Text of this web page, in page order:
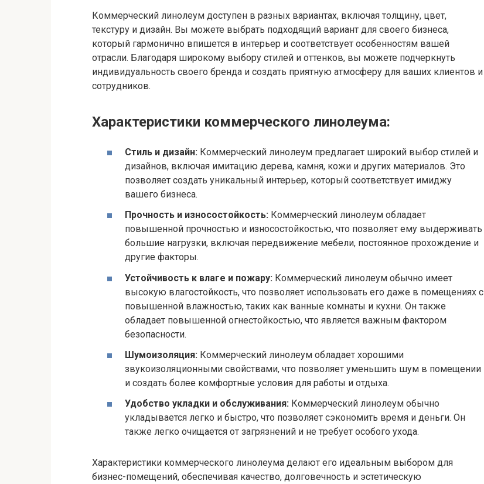
Коммерческий линолеум доступен в разных вариантах, включая толщину, цвет,
текстуру и дизайн. Вы можете выбрать подходящий вариант для своего бизнеса,
который гармонично впишется в интерьер и соответствует особенностям вашей
отрасли. Благодаря широкому выбору стилей и оттенков, вы можете подчеркнуть
индивидуальность своего бренда и создать приятную атмосферу для ваших клиентов и
сотрудников.
Характеристики коммерческого линолеума:
Стиль и дизайн: Коммерческий линолеум предлагает широкий выбор стилей и
дизайнов, включая имитацию дерева, камня, кожи и других материалов. Это
позволяет создать уникальный интерьер, который соответствует имиджу
вашего бизнеса.
Прочность и износостойкость: Коммерческий линолеум обладает
повышенной прочностью и износостойкостью, что позволяет ему выдерживать
большие нагрузки, включая передвижение мебели, постоянное прохождение и
другие факторы.
Устойчивость к влаге и пожару: Коммерческий линолеум обычно имеет
высокую влагостойкость, что позволяет использовать его даже в помещениях с
повышенной влажностью, таких как ванные комнаты и кухни. Он также
обладает повышенной огнестойкостью, что является важным фактором
безопасности.
Шумоизоляция: Коммерческий линолеум обладает хорошими
звукоизоляционными свойствами, что позволяет уменьшить шум в помещении
и создать более комфортные условия для работы и отдыха.
Удобство укладки и обслуживания: Коммерческий линолеум обычно
укладывается легко и быстро, что позволяет сэкономить время и деньги. Он
также легко очищается от загрязнений и не требует особого ухода.
Характеристики коммерческого линолеума делают его идеальным выбором для
бизнес-помещений, обеспечивая качество, долговечность и эстетическую